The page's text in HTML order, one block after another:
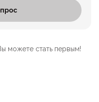
можете стать первым!